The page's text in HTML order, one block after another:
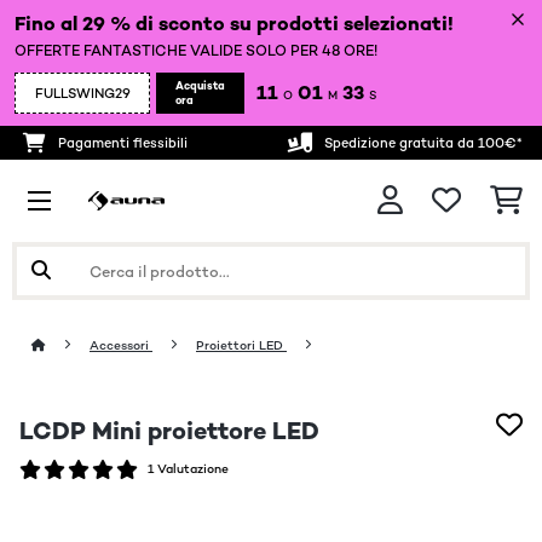
Fino al 29 % di sconto su prodotti selezionati!
OFFERTE FANTASTICHE VALIDE SOLO PER 48 ORE!
FULLSWING29
Acquista
ora
11 O 01 M 31 S
Pagamenti flessibili Spedizione gratuita da 100€*
Accessori Proiettori LED
LCDP Mini proiettore LED
1 Valutazione